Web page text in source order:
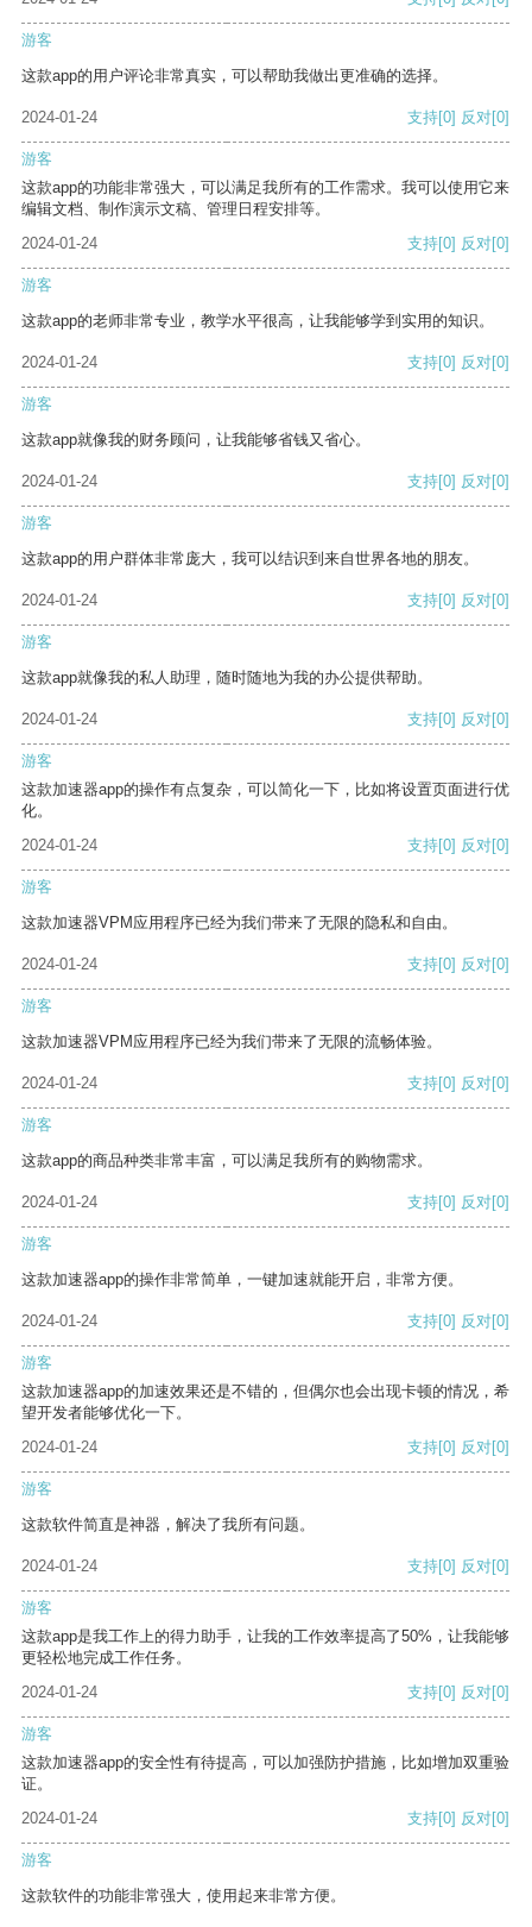
游客
这款app的用户评论非常真实，可以帮助我做出更准确的选择。
2024-01-24 支持[0] 反对[0]
游客
这款app的功能非常强大，可以满足我所有的工作需求。我可以使用它来
编辑文档、制作演示文稿、管理日程安排等。
2024-01-24
支持[0] 反对[0]
游客
这款app的老师非常专业，教学水平很高，让我能够学到实用的知识。
2024-01-24 支持[0] 反对[0]
游客
这款app就像我的财务顾问，让我能够省钱又省心。
2024-01-24 支持[0] 反对[0]
游客
这款app的用户群体非常庞大，我可以结识到来自世界各地的朋友。
2024-01-24 支持[0] 反对[0]
游客
这款app就像我的私人助理，随时随地为我的办公提供帮助。
2024-01-24 支持[0] 反对[0]
游客
这款加速器app的操作有点复杂，可以简化一下，比如将设置页面进行优
化。
2024-01-24
支持[0] 反对[0]
游客
这款加速器VPM应用程序已经为我们带来了无限的隐私和自由。
2024-01-24 支持[0] 反对[0]
游客
这款加速器VPM应用程序已经为我们带来了无限的流畅体验。
2024-01-24 支持[0] 反对[0]
游客
这款app的商品种类非常丰富，可以满足我所有的购物需求。
2024-01-24 支持[0] 反对[0]
游客
这款加速器app的操作非常简单，一键加速就能开启，非常方便。
2024-01-24 支持[0] 反对[0]
游客
这款加速器app的加速效果还是不错的，但偶尔也会出现卡顿的情况，希
望开发者能够优化一下。
2024-01-24
支持[0] 反对[0]
游客
这款软件简直是神器，解决了我所有问题。
2024-01-24 支持[0] 反对[0]
游客
这款app是我工作上的得力助手，让我的工作效率提高了50%，让我能够
更轻松地完成工作任务。
2024-01-24
支持[0] 反对[0]
游客
这款加速器app的安全性有待提高，可以加强防护措施，比如增加双重验
证。
2024-01-24
支持[0] 反对[0]
游客
这款软件的功能非常强大，使用起来非常方便。